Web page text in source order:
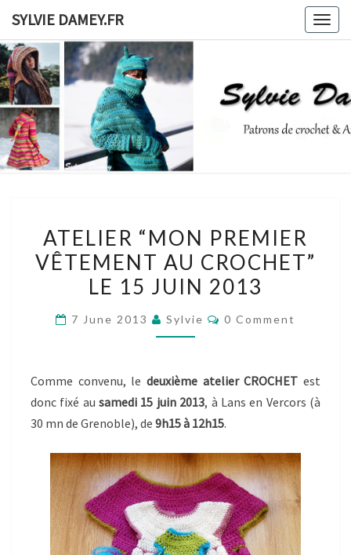
content
SYLVIE DAMEY.FR
SYLVIE
De
Crochet
Ateliers
“MON
PREMIER
VÊTEMENT
CROCHET”
JUIN
2013
ATELIER “MON PREMIER
VÊTEMENT AU CROCHET”
LE 15 JUIN 2013
7 June 2013 Sylvie Comments
0 Comment
Comme convenu, le deuxième atelier CROCHET est
donc fixé ausamedi 15 juin 2013, à Lans en Vercors (à
30 mn de Grenoble), de 9h15 à 12h15.